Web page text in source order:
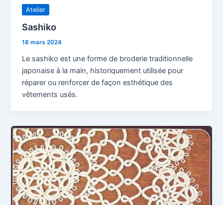
Atelier
Sashiko
18 mars 2024
Le sashiko est une forme de broderie traditionnelle
japonaise à la main, historiquement utilisée pour
réparer ou renforcer de façon esthétique des
vêtements usés.